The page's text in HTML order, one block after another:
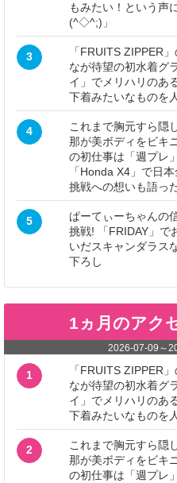
もみたい！という声
(^◇^;)」
3
「FRUITS ZIPPER
なが待望の初水着グ
イ」でメリハリのあ
下着みたいなものを
4
これまで胸元すら隠
那が美ボディをビキ
の初仕事は「週プレ
「Honda X4」で日
挑戦への想いも語っ
5
ぱーてぃーちゃんの
挑戦! 「FRIDAY」で
いだスキャンダラス
下ろし
1ヵ月のアク
2026-07-09 ～
1
「FRUITS ZIPPER
なが待望の初水着グ
イ」でメリハリのあ
下着みたいなものを
2
これまで胸元すら隠
那が美ボディをビキ
の初仕事は「週プレ